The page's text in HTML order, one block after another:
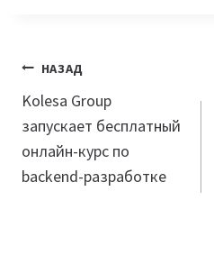
Навигация
по
записям
НАЗАД
Kolesa Group
запускает бесплатный
онлайн-курс по
backend-разработке